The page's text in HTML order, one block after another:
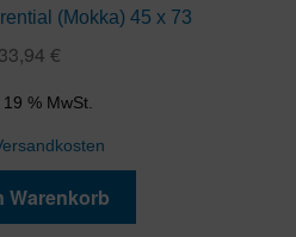
(Mokka) 45 x 73
33,94 €
% MwSt.
Warenkorb